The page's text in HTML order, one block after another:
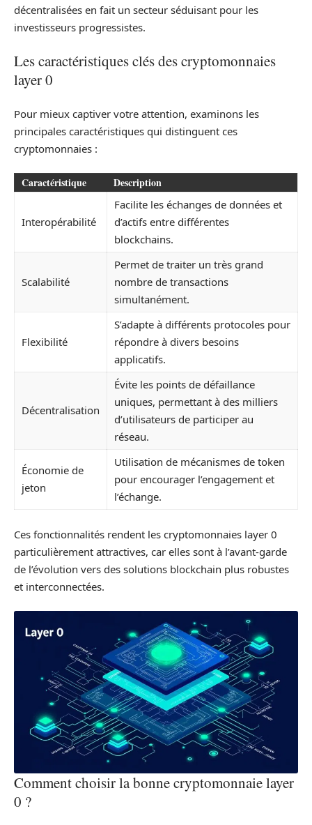
décentralisées en fait un secteur séduisant pour les
investisseurs progressistes.
Les caractéristiques clés des cryptomonnaies
layer 0
Pour mieux captiver votre attention, examinons les
principales caractéristiques qui distinguent ces
cryptomonnaies :
Caractéristique Description
Interopérabilité
Facilite les échanges de données et
d’actifs entre différentes
blockchains.
Scalabilité
Permet de traiter un très grand
nombre de transactions
simultanément.
Flexibilité
S’adapte à différents protocoles pour
répondre à divers besoins
applicatifs.
Décentralisation
Évite les points de défaillance
uniques, permettant à des milliers
d’utilisateurs de participer au
réseau.
Économie de
jeton
Utilisation de mécanismes de token
pour encourager l’engagement et
l’échange.
Ces fonctionnalités rendent les cryptomonnaies layer 0
particulièrement attractives, car elles sont à l’avant-garde
de l’évolution vers des solutions blockchain plus robustes
et interconnectées.
Comment choisir la bonne cryptomonnaie layer
0 ?